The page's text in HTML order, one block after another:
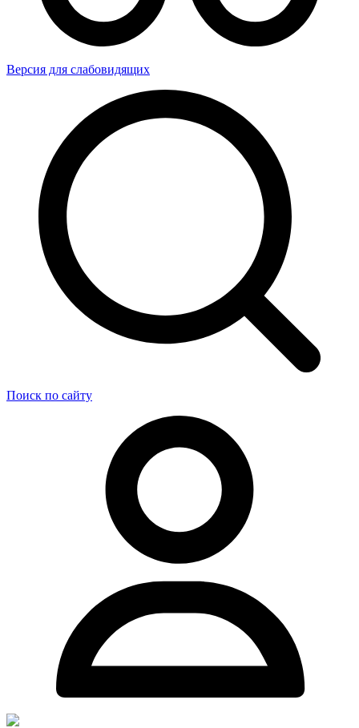
Версия для слабовидящих
Поиск по сайту